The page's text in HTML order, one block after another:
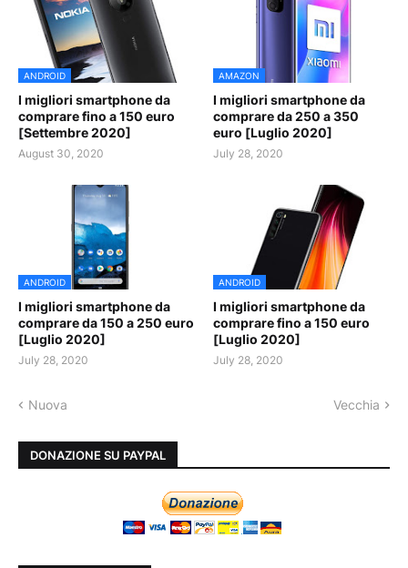
ANDROID
I migliori smartphone da
comprare fino a 150 euro
[Settembre 2020]
August 30, 2020
AMAZON
I migliori smartphone da
comprare da 250 a 350
euro [Luglio 2020]
July 28, 2020
ANDROID
I migliori smartphone da
comprare da 150 a 250 euro
[Luglio 2020]
July 28, 2020
ANDROID
I migliori smartphone da
comprare fino a 150 euro
[Luglio 2020]
July 28, 2020
Nuova Vecchia
DONAZIONE SU PAYPAL